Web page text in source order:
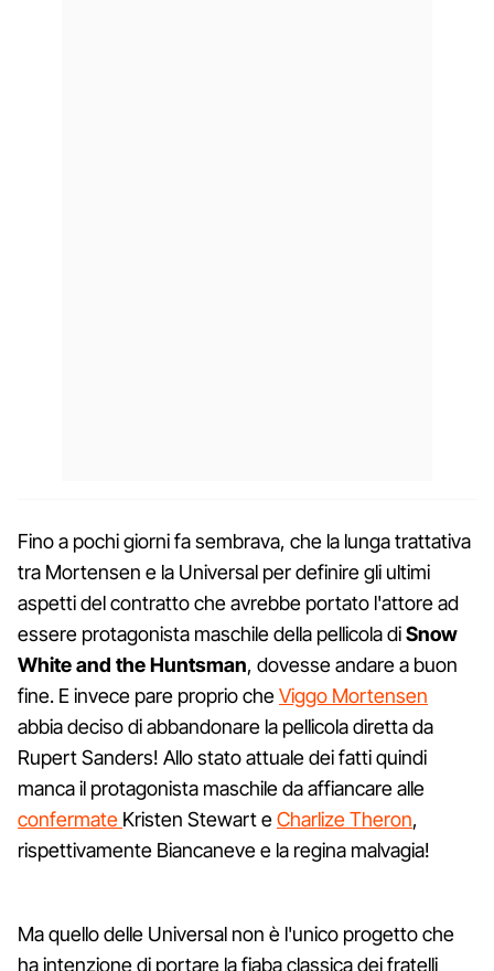
Fino a pochi giorni fa sembrava, che la lunga trattativa
tra Mortensen e la Universal per definire gli ultimi
aspetti del contratto che avrebbe portato l'attore ad
essere protagonista maschile della pellicola diSnow
White and the Huntsman, dovesse andare a buon
fine. E invece pare proprio cheViggo Mortensen
abbia deciso di abbandonare la pellicola diretta da
Rupert Sanders! Allo stato attuale dei fatti quindi
manca il protagonista maschile da affiancare alle
confermate Kristen Stewart eCharlize Theron,
rispettivamente Biancaneve e la regina malvagia!
Ma quello delle Universal non è l'unico progetto che
ha intenzione di portare la fiaba classica dei fratelli